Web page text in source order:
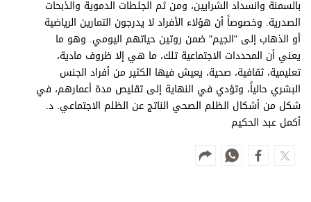
بالسمنة وانسداد الشرايين، ومن ثم الجلطات الدموية والذبحات
الصدرية. وخصوصاً أن هؤلاء الأفراد لا يدرجون التمارين الرياضية
أو الذهاب إلى "الجيم" ضمن روتين حياتهم اليومي. وهو ما
يعني أن المحددات الاجتماعية تلك، ما هي إلا ظروف مادية،
تعليمية، ثقافية، صحية، يعيش فيها الكثير من أفراد الجنس
البشري حالياً، وتؤدي في النهاية إلى تقليص مدة أعمارهم، في
شكل من أشكال الظلم الصحي الناتج عن الظلم الاجتماعي. د.
أكمل عبد الحكيم